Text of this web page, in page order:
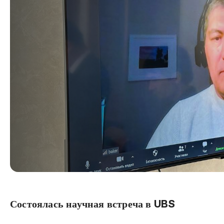
Состоялась научная встреча в UBS